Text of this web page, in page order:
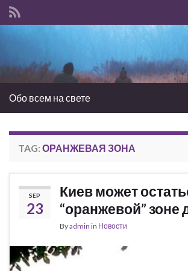
Обо всем на свете
TAG: ОРАНЖЕВАЯ ЗОНА
SEP
23
Киев может
“оранжевой” зоне
Byadmin in Новости